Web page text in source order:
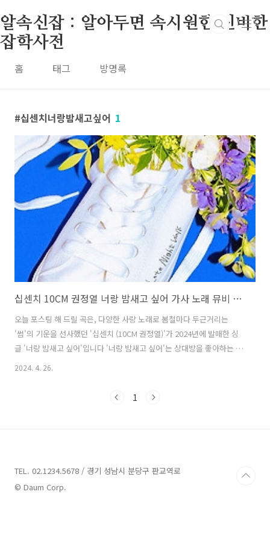
알속신잡 : 알아두면 속시원한 신비한
잡학사전
홈 태그 방명록
십센치너랑밤새고싶어 1
십센치 10CM 권정열 너랑 밤새고 싶어 가사 노래 뮤비 곡정보
오늘 포스팅 해 드릴 곡은, 다양한 사랑 노래로 봄철마다 두근거리는
'썸'의 기운을 선사했던 '십센치 (10CM 권정열)'가 2024년에 발매한 싱
글 '너랑 밤새고 싶어'입니다 '너랑 밤새고 싶어'는 상대방을 좋아하는 마
음을 담백하게 풀어낸 곡으로, '십센치 (10CM 권정열)', '이요한'이 작사
는 사람과 함께하고 싶은 마음을 담은 솔직하게 담은 가사, 거기에 어우
2024. 4. 26.
1
TEL. 02.1234.5678 / 경기 성남시 분당구 판교역로
© Daum Corp.